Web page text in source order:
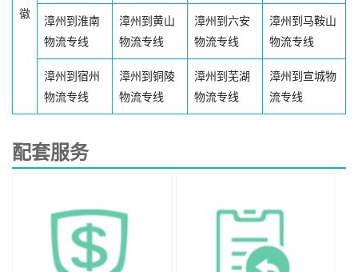
徽
漳州到淮南
物流专线
漳州到黄山
物流专线
漳州到六安
物流专线
漳州到马鞍山
物流专线
漳州到宿州
物流专线
漳州到铜陵
物流专线
漳州到芜湖
物流专线
漳州到宣城物
流专线
配套服务